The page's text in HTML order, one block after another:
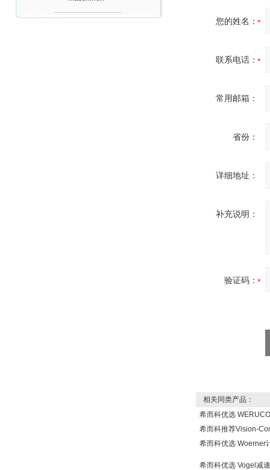
您的姓名：
联系电话：
常用邮箱：
省份：
详细地址：
补充说明：
验证码：
相关同类产品：
希而科优选
希而科推荐Vision-
希而科优选 Woerner
希而科优选 Vogel减